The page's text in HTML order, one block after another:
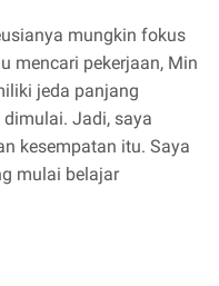
mungkin fokus
mencari pekerjaan, Min
jeda panjang
Jadi, saya
kesempatan itu. Saya
mulai belajar